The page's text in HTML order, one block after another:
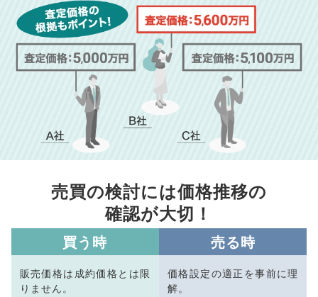
売買の検討には価格推移の
確認が大切！
買う時
販売価格は成約価格とは限
りません。
売る時
価格設定の適正を事前に理
解。